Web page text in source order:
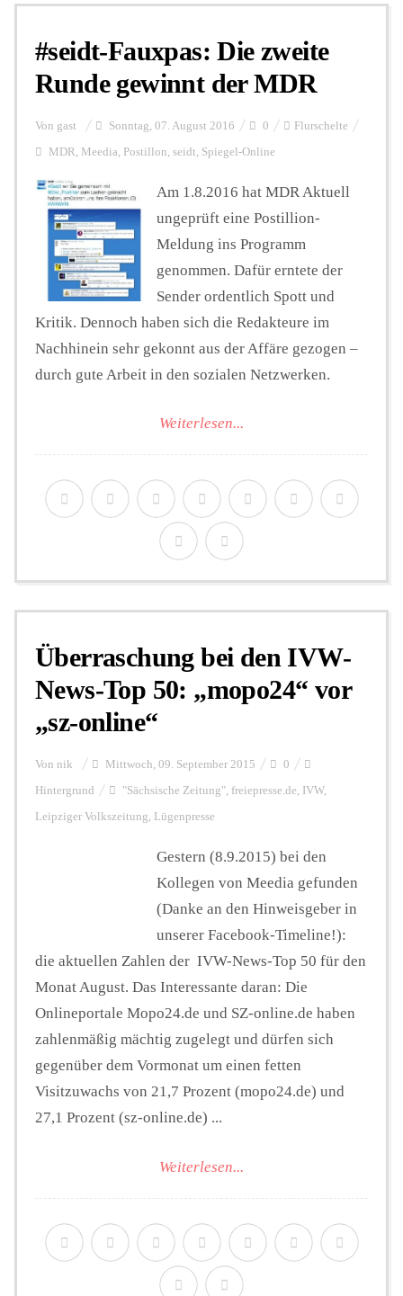
#seidt-Fauxpas: Die zweite
Runde gewinnt der MDR
Von gast Sonntag, 07. August 2016 0 Flurschelte
MDR, Meedia, Postillon, seidt, Spiegel-Online
Am 1.8.2016 hat MDR Aktuell
ungeprüft eine Postillion-
Meldung ins Programm
genommen. Dafür erntete der
Sender ordentlich Spott und
Kritik. Dennoch haben sich die Redakteure im
Nachhinein sehr gekonnt aus der Affäre gezogen –
durch gute Arbeit in den sozialen Netzwerken.
Weiterlesen...
Überraschung bei den IVW-
News-Top 50: „mopo24“ vor
„sz-online“
Von nik Mittwoch, 09. September 2015 0
Hintergrund "Sächsische Zeitung", freiepresse.de, IVW,
Leipziger Volkszeitung, Lügenpresse
Gestern (8.9.2015) bei den
Kollegen von Meedia gefunden
(Danke an den Hinweisgeber in
unserer Facebook-Timeline!):
die aktuellen Zahlen der IVW-News-Top 50 für den
Monat August. Das Interessante daran: Die
Onlineportale Mopo24.de und SZ-online.de haben
zahlenmäßig mächtig zugelegt und dürfen sich
gegenüber dem Vormonat um einen fetten
Visitzuwachs von 21,7 Prozent (mopo24.de) und
27,1 Prozent (sz-online.de) ...
Weiterlesen...